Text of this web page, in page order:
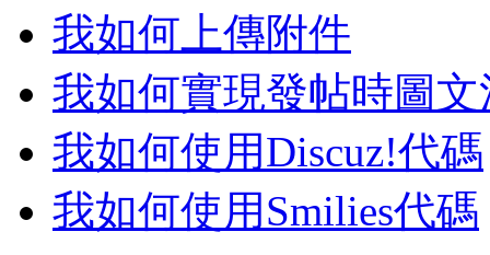
我如何上傳附件
我如何實現發帖時圖
我如何使用Discuz!代碼
我如何使用Smilies代碼